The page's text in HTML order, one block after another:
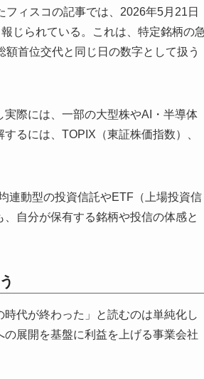
ィスコの記事では、2026年5月21日
じられている。これは、特定銘柄の
首位交代と同じ日の数字として扱う
際には、一部の大型株やAI・半導体
るには、TOPIX（東証株価指数）、
連動型の投資信託やETF（上場投資信
自分が保有する銘柄や投信の体感と
代が終わった」と読むのは単純化し
展開を基盤に利益を上げる事業会社